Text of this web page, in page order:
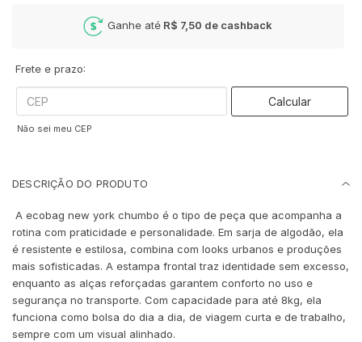
Ganhe até R$ 7,50 de cashback
Frete e prazo:
Calcular
Não sei meu CEP
DESCRIÇÃO DO PRODUTO
A ecobag new york chumbo é o tipo de peça que acompanha a
rotina com praticidade e personalidade. Em sarja de algodão, ela
é resistente e estilosa, combina com looks urbanos e produções
mais sofisticadas. A estampa frontal traz identidade sem excesso,
enquanto as alças reforçadas garantem conforto no uso e
segurança no transporte. Com capacidade para até 8kg, ela
funciona como bolsa do dia a dia, de viagem curta e de trabalho,
sempre com um visual alinhado.